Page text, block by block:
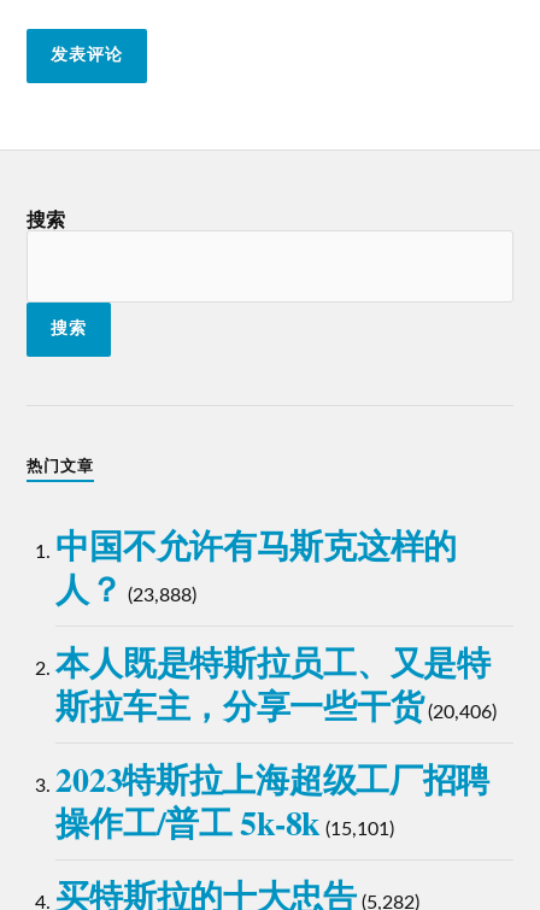
搜索
搜索
热门文章
中国不允许有马斯克这样的
人？
(23,888)
本人既是特斯拉员工、又是特
斯拉车主，分享一些干货 (20,406)
2023特斯拉上海超级工厂招聘
操作工/普工 5k-8k (15,101)
买特斯拉的十大忠告 (5,282)